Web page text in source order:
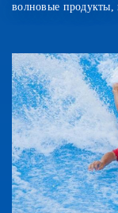
волновые продукты,